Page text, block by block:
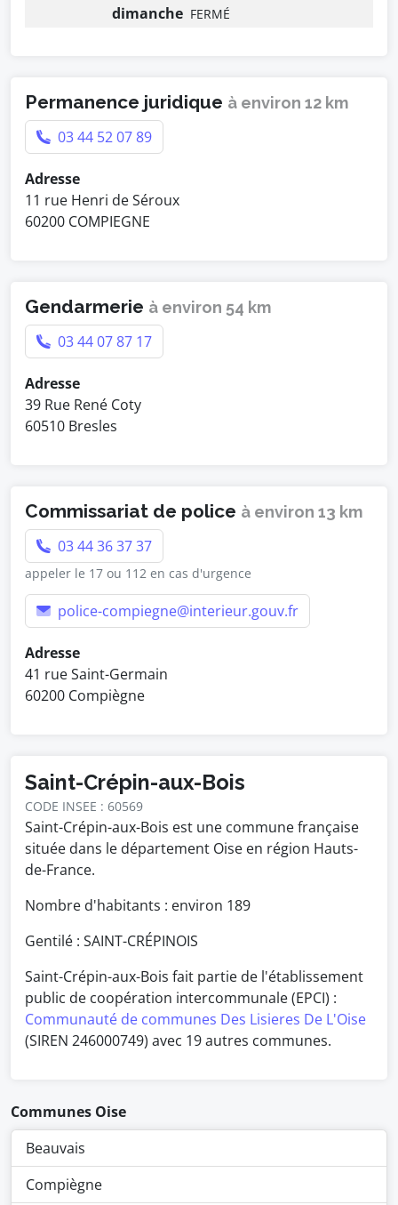
dimanche FERMÉ
Permanence juridique à environ 12 km
03 44 52 07 89
Adresse
11 rue Henri de Séroux
60200 COMPIEGNE
Gendarmerie à environ 54 km
03 44 07 87 17
Adresse
39 Rue René Coty
60510 Bresles
Commissariat de police à environ 13 km
03 44 36 37 37
appeler le 17 ou 112 en cas d'urgence
police-compiegne@interieur.gouv.fr
Adresse
41 rue Saint-Germain
60200 Compiègne
Saint-Crépin-aux-Bois
CODE INSEE : 60569
Saint-Crépin-aux-Bois est une commune française
située dans le département Oise en région Hauts-
de-France.
Nombre d'habitants : environ 189
Gentilé : SAINT-CRÉPINOIS
Saint-Crépin-aux-Bois fait partie de l'établissement
public de coopération intercommunale (EPCI) :
Communauté de communes Des Lisieres De L'Oise
(SIREN 246000749) avec 19 autres communes.
Communes Oise
Beauvais
Compiègne